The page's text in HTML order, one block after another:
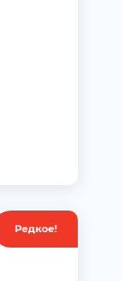
Редкое!